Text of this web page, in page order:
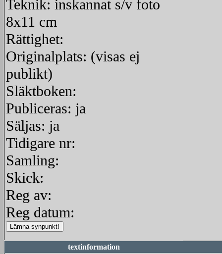
Teknik: inskannat s/v foto
8x11 cm
Rättighet:
Originalplats: (visas ej
publikt)
Släktboken:
Publiceras: ja
Säljas: ja
Tidigare nr:
Samling:
Skick:
Reg av:
Reg datum:
textinformation